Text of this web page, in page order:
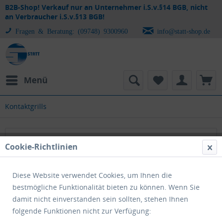
B2B-Shop! Verkauf nur an Unternehmer i.S.v.§14 BGB, nicht
an Verbraucher i.S.v.§13 BGB!
Fragen & Beratung: (09748) 9300960 info@statt-shop.de
Menü
Kontaktgrills
Kontaktgrills
Cookie-Richtlinien
Diese Website verwendet Cookies, um Ihnen die
bestmögliche Funktionalität bieten zu können. Wenn Sie
damit nicht einverstanden sein sollten, stehen Ihnen
folgende Funktionen nicht zur Verfügung: